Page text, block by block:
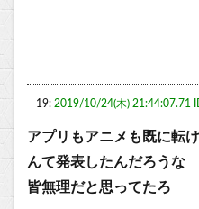
19: 2019/10/24(木) 21:44:07.71
アプリもアニメも既に転
んて発表したんだろうな
皆無理だと思ってたろ